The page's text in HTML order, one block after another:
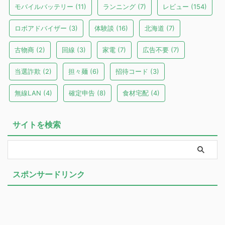
モバイルバッテリー (11) ランニング (7) レビュー (154)
ロボアドバイザー (3) 体験談 (16) 北海道 (7)
古物商 (2) 回線 (3) 家電 (7) 広告不要 (7)
当選詐欺 (2) 担々麺 (6) 招待コード (3)
無線LAN (4) 確定申告 (8) 食材宅配 (4)
サイトを検索
スポンサードリンク